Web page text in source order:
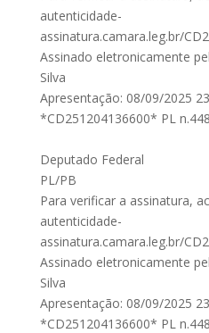
autenticidade-
assinatura.camara.leg.br/
Assinado eletronicamente
Silva
Apresentação: 08/09/2025
*CD251204136600* PL
Deputado Federal
PL/PB
Para verificar a assinatura,
autenticidade-
assinatura.camara.leg.br/
Assinado eletronicamente
Silva
Apresentação: 08/09/2025
*CD251204136600* PL